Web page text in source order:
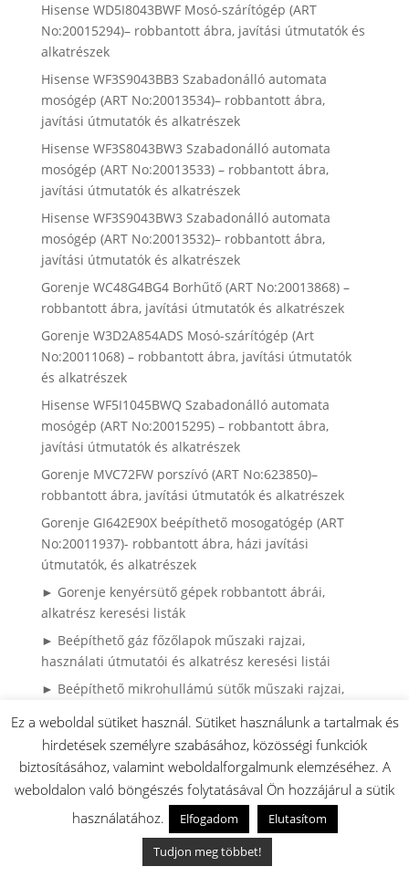
Hisense WD5I8043BWF Mosó-szárítógép (ART
No:20015294)– robbantott ábra, javítási útmutatók és
alkatrészek
Hisense WF3S9043BB3 Szabadonálló automata
mosógép (ART No:20013534)– robbantott ábra,
javítási útmutatók és alkatrészek
Hisense WF3S8043BW3 Szabadonálló automata
mosógép (ART No:20013533) – robbantott ábra,
javítási útmutatók és alkatrészek
Hisense WF3S9043BW3 Szabadonálló automata
mosógép (ART No:20013532)– robbantott ábra,
javítási útmutatók és alkatrészek
Gorenje WC48G4BG4 Borhűtő (ART No:20013868) –
robbantott ábra, javítási útmutatók és alkatrészek
Gorenje W3D2A854ADS Mosó-szárítógép (Art
No:20011068) – robbantott ábra, javítási útmutatók
és alkatrészek
Hisense WF5I1045BWQ Szabadonálló automata
mosógép (ART No:20015295) – robbantott ábra,
javítási útmutatók és alkatrészek
Gorenje MVC72FW porszívó (ART No:623850)–
robbantott ábra, javítási útmutatók és alkatrészek
Gorenje GI642E90X beépíthető mosogatógép (ART
No:20011937)- robbantott ábra, házi javítási
útmutatók, és alkatrészek
► Gorenje kenyérsütő gépek robbantott ábrái,
alkatrész keresési listák
► Beépíthető gáz főzőlapok műszaki rajzai,
használati útmutatói és alkatrész keresési listái
► Beépíthető mikrohullámú sütők műszaki rajzai,
► Mikrohullámú sütők leírásai, műszaki rajzai,
alkatrész keresésben segítség
► Gorenje Side by Side hűtők robbantott ábrái,
használati útmutaóti és alkatrész kereséshez lista
► Gorenje porszívók használati útmutatói,
robbantott ábrái és alkatrész keresés
Ez a weboldal sütiket használ. Sütiket használunk a tartalmak és
hirdetések személyre szabásához, közösségi funkciók
biztosításához, valamint weboldalforgalmunk elemzéséhez. A
weboldalon való böngészés folytatásával Ön hozzájárul a sütik
használatához.
Elfogadom
Elutasítom
Tudjon meg többet!